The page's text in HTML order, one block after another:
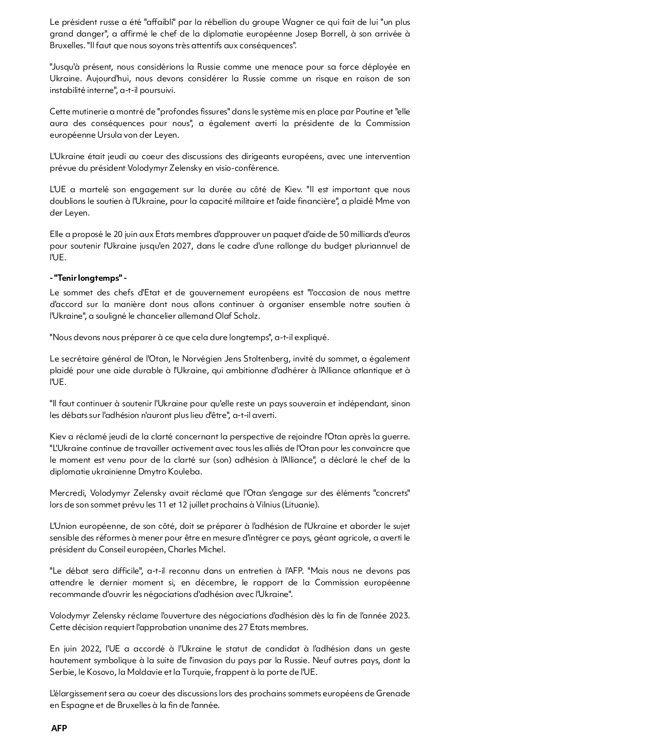
Le président russe a été "affaibli" par la rébellion du groupe Wagner ce qui fait de lui "un plus
grand danger", a affirmé le chef de la diplomatie européenne Josep Borrell, à son arrivée à
Bruxelles. "Il faut que nous soyons très attentifs aux conséquences".
"Jusqu'à présent, nous considérions la Russie comme une menace pour sa force déployée en
Ukraine. Aujourd'hui, nous devons considérer la Russie comme un risque en raison de son
instabilité interne", a-t-il poursuivi.
Cette mutinerie a montré de "profondes fissures" dans le système mis en place par Poutine et "elle
aura des conséquences pour nous", a également averti la présidente de la Commission
européenne Ursula von der Leyen.
L'Ukraine était jeudi au coeur des discussions des dirigeants européens, avec une intervention
prévue du président Volodymyr Zelensky en visio-conférence.
L'UE a martelé son engagement sur la durée au côté de Kiev. "Il est important que nous
doublions le soutien à l'Ukraine, pour la capacité militaire et l'aide financière", a plaidé Mme von
der Leyen.
Elle a proposé le 20 juin aux Etats membres d'approuver un paquet d'aide de 50 milliards d'euros
pour soutenir l'Ukraine jusqu'en 2027, dans le cadre d'une rallonge du budget pluriannuel de
l'UE.
- "Tenir longtemps" -
Le sommet des chefs d'Etat et de gouvernement européens est "l'occasion de nous mettre
d'accord sur la manière dont nous allons continuer à organiser ensemble notre soutien à
l'Ukraine", a souligné le chancelier allemand Olaf Scholz.
"Nous devons nous préparer à ce que cela dure longtemps", a-t-il expliqué.
Le secrétaire général de l'Otan, le Norvégien Jens Stoltenberg, invité du sommet, a également
plaidé pour une aide durable à l'Ukraine, qui ambitionne d'adhérer à l'Alliance atlantique et à
l'UE.
"Il faut continuer à soutenir l'Ukraine pour qu'elle reste un pays souverain et indépendant, sinon
les débats sur l'adhésion n'auront plus lieu d'être", a-t-il averti.
Kiev a réclamé jeudi de la clarté concernant la perspective de rejoindre l'Otan après la guerre.
"L'Ukraine continue de travailler activement avec tous les alliés de l'Otan pour les convaincre que
le moment est venu pour de la clarté sur (son) adhésion à l'Alliance", a déclaré le chef de la
diplomatie ukrainienne Dmytro Kouleba.
Mercredi, Volodymyr Zelensky avait réclamé que l'Otan s'engage sur des éléments "concrets"
lors de son sommet prévu les 11 et 12 juillet prochains à Vilnius (Lituanie).
L'Union européenne, de son côté, doit se préparer à l'adhésion de l'Ukraine et aborder le sujet
sensible des réformes à mener pour être en mesure d'intégrer ce pays, géant agricole, a averti le
président du Conseil européen, Charles Michel.
"Le débat sera difficile", a-t-il reconnu dans un entretien à l'AFP. "Mais nous ne devons pas
attendre le dernier moment si, en décembre, le rapport de la Commission européenne
recommande d'ouvrir les négociations d'adhésion avec l'Ukraine".
Volodymyr Zelensky réclame l'ouverture des négociations d'adhésion dès la fin de l'année 2023.
Cette décision requiert l'approbation unanime des 27 Etats membres.
En juin 2022, l'UE a accordé à l'Ukraine le statut de candidat à l'adhésion dans un geste
hautement symbolique à la suite de l'invasion du pays par la Russie. Neuf autres pays, dont la
Serbie, le Kosovo, la Moldavie et la Turquie, frappent à la porte de l'UE.
L'élargissement sera au coeur des discussions lors des prochains sommets européens de Grenade
en Espagne et de Bruxelles à la fin de l'année.
AFP